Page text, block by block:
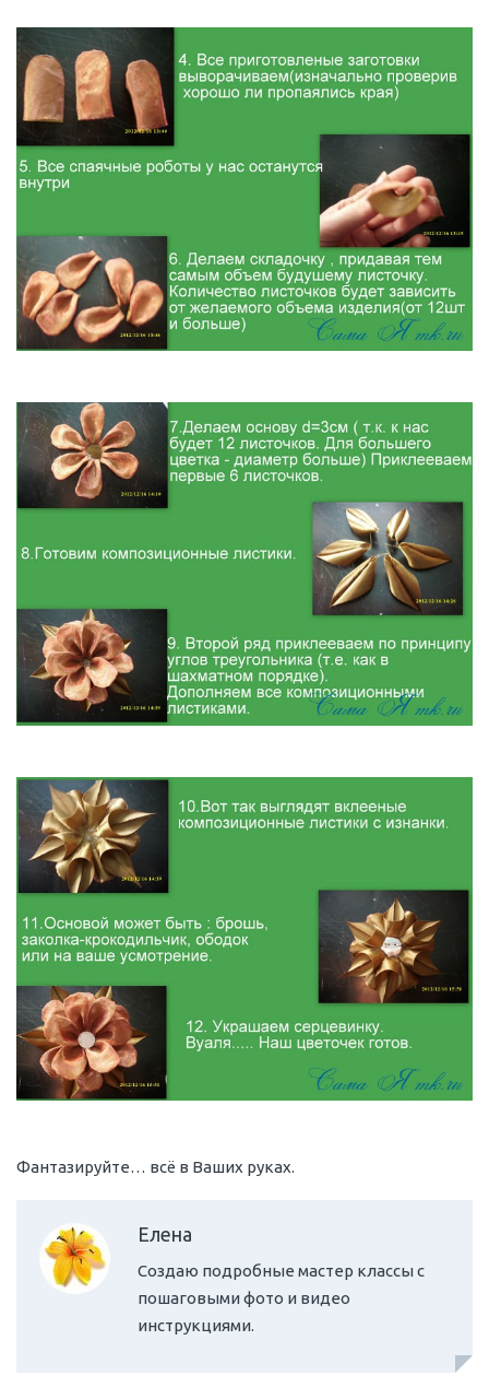
Фантазируйте… всё в Ваших руках.
Елена
Создаю подробные мастер классы с
пошаговыми фото и видео
инструкциями.